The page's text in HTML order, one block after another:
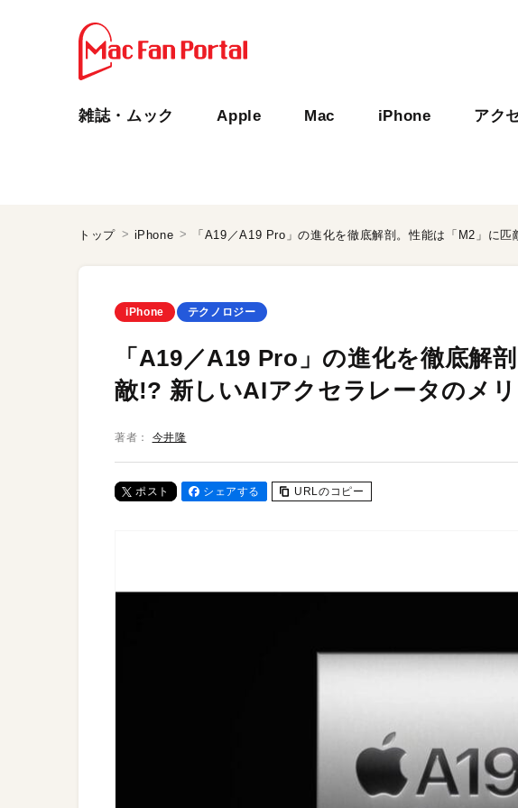
雑誌・ムック Apple Mac iPhone アク
トップ iPhone
iPhone テクノロジー
「A19／A19 Pro」の進化を徹底解
敵!? 新しいAIアクセラレータのメリ
著者： 今井隆
ポスト シェアする URLのコピー